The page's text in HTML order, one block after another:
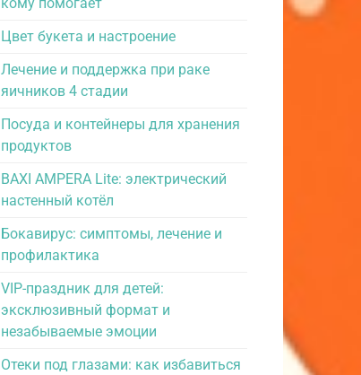
Цвет букета и настроение
Лечение и поддержка при раке
яичников 4 стадии
Посуда и контейнеры для хранения
продуктов
BAXI AMPERA Lite: электрический
настенный котёл
Бокавирус: симптомы, лечение и
профилактика
VIP-праздник для детей:
эксклюзивный формат и
незабываемые эмоции
Отеки под глазами: как избавиться